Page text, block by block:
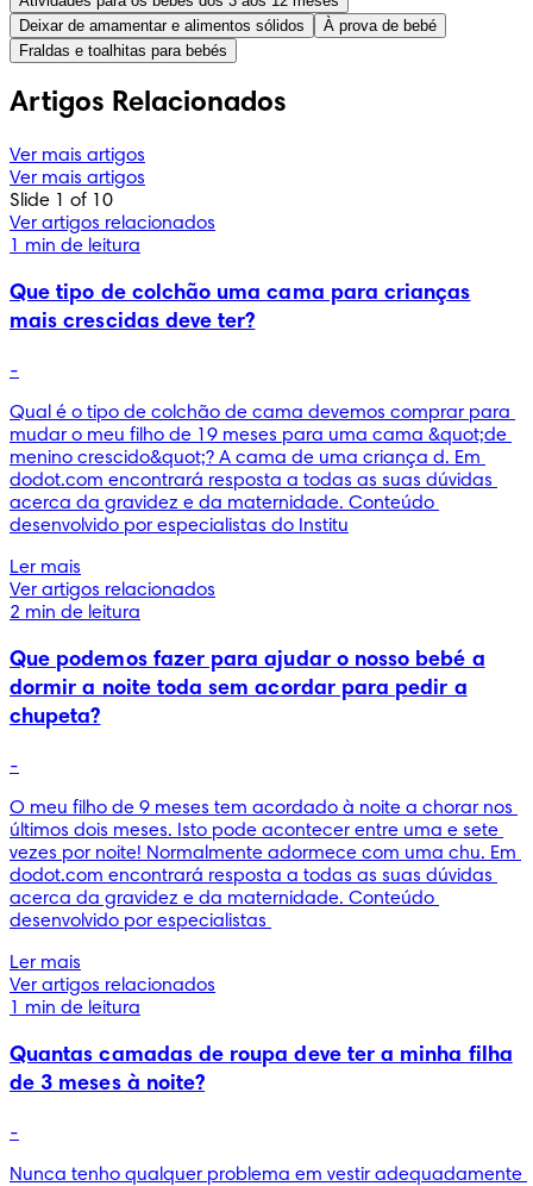
Deixar de amamentar e alimentos sólidos
À prova de bebé
Fraldas e toalhitas para bebés
Artigos Relacionados
Ver mais artigos
Ver mais artigos
Slide 1 of 10
Ver artigos relacionados
1 min de leitura
Que tipo de colchão uma cama para crianças
mais crescidas deve ter?
-
Qual é o tipo de colchão de cama devemos comprar para
mudar o meu filho de 19 meses para uma cama &quot;de
menino crescido&quot;? A cama de uma criança d. Em
dodot.com encontrará resposta a todas as suas dúvidas
acerca da gravidez e da maternidade. Conteúdo
desenvolvido por especialistas do Institu
Ler mais
Ver artigos relacionados
2 min de leitura
Que podemos fazer para ajudar o nosso bebé a
dormir a noite toda sem acordar para pedir a
chupeta?
-
O meu filho de 9 meses tem acordado à noite a chorar nos
últimos dois meses. Isto pode acontecer entre uma e sete
vezes por noite! Normalmente adormece com uma chu. Em
dodot.com encontrará resposta a todas as suas dúvidas
acerca da gravidez e da maternidade. Conteúdo
desenvolvido por especialistas
Ler mais
Ver artigos relacionados
1 min de leitura
Quantas camadas de roupa deve ter a minha filha
de 3 meses à noite?
-
Nunca tenho qualquer problema em vestir adequadamente